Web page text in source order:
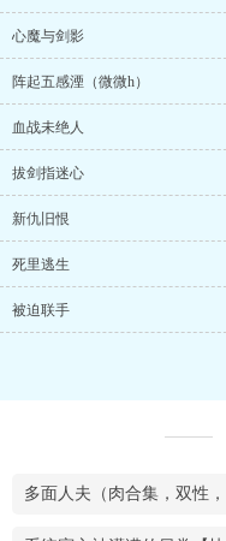
心魔与剑影
阵起五感湮（微微h）
血战未绝人
拔剑指迷心
新仇旧恨
死里逃生
被迫联手